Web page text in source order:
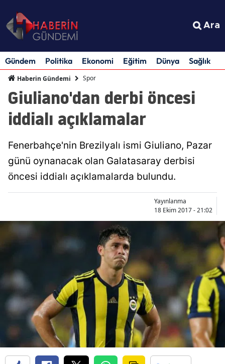
Ara
Gündem Politika Ekonomi Eğitim Dünya Sağlık
Haberin Gündemi Spor
Giuliano'dan derbi öncesi
iddialı açıklamalar
Fenerbahçe'nin Brezilyalı ismi Giuliano, Pazar
günü oynanacak olan Galatasaray derbisi
öncesi iddialı açıklamalarda bulundu.
Yayınlanma
18 Ekim 2017 - 21:02